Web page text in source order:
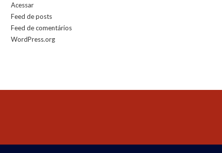
Acessar
Feed de posts
Feed de comentários
WordPress.org